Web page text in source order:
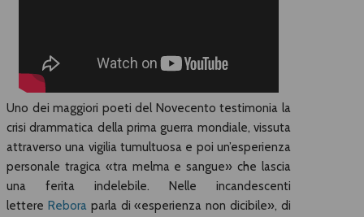
Uno dei maggiori poeti del Novecento testimonia la
crisi drammatica della prima guerra mondiale, vissuta
attraverso una vigilia tumultuosa e poi un’esperienza
personale tragica «tra melma e sangue» che lascia
una ferita indelebile. Nelle incandescenti
lettere Reboraparla di «esperienza non dicibile», di